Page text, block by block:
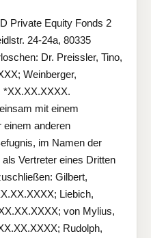
Private Equity Fonds 2
24-24a, 80335
Dr. Preissler, Tino,
Weinberger,
*XX.XX.XXXX.
mit einem
einem anderen
im Namen der
Vertreter eines Dritten
Gilbert,
Liebich,
von Mylius,
Rudolph,